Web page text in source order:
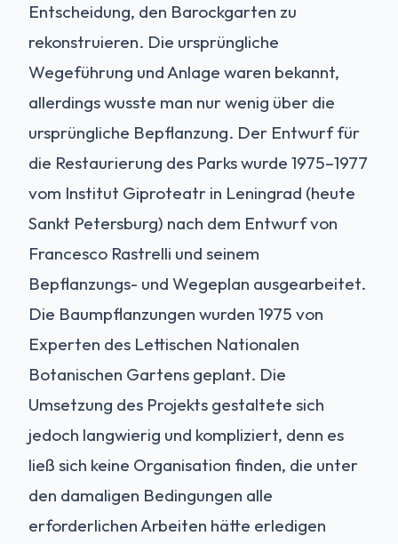
Entscheidung, den Barockgarten zu
rekonstruieren. Die ursprüngliche
Wegeführung und Anlage waren bekannt,
allerdings wusste man nur wenig über die
ursprüngliche Bepflanzung. Der Entwurf für
die Restaurierung des Parks wurde 1975–1977
vom Institut Giproteatr in Leningrad (heute
Sankt Petersburg) nach dem Entwurf von
Francesco Rastrelli und seinem
Bepflanzungs- und Wegeplan ausgearbeitet.
Die Baumpflanzungen wurden 1975 von
Experten des Lettischen Nationalen
Botanischen Gartens geplant. Die
Umsetzung des Projekts gestaltete sich
jedoch langwierig und kompliziert, denn es
ließ sich keine Organisation finden, die unter
den damaligen Bedingungen alle
erforderlichen Arbeiten hätte erledigen